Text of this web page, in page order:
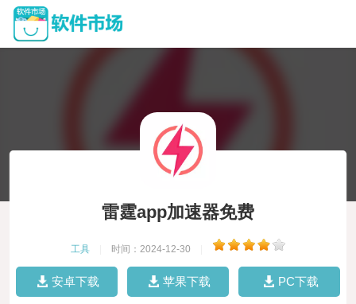
雷霆app加速器免费
工具 时间：2024-12-30
安卓下载 苹果下载 PC下载